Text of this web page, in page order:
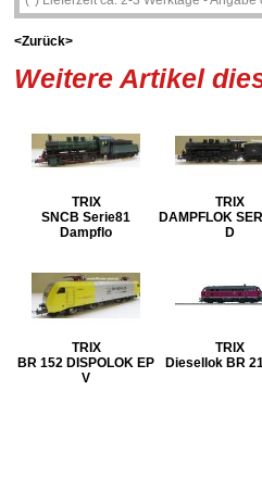
<Zurück>
Weitere Artikel
TRIX
SNCB Serie81
Dampflo
TRIX
DAMPFLOK
D
TRIX
BR 152 DISPOLOK EP
V
TRIX
Diesellok BR